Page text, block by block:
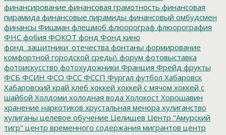
финансирование финансовая грамотность финансовая
пирамида финансовые пирамиды финансовый омбудсмен
финансы Фишман флешмоб флюорограф флюорография
ФНС фобия ФОКОТ фонд Фонд кино
фонд_защитники_отечества фонтаны формирование
комфортной городской среды\ форум фотовыставка
фотоискусство фотохудожники Франция Фрейд фрукты
ФСБ ФСИН ФСО ФСС ФССП Фургал футбол Хабаровск
Хабаровский край хлеб хоккей хоккей с мячом хоккей с
шайбой Холдоми холодная вода Холокост Хорошавин
хранение наркотиков хрустальная менора хулиганство
хулиганы целевое обучение Целищев Центр "Амурский
тигр" центр временного содержания мигрантов центр